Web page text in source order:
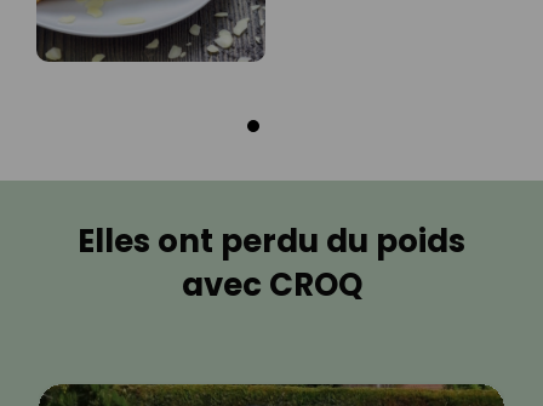
Elles ont perdu du poids
avec CROQ